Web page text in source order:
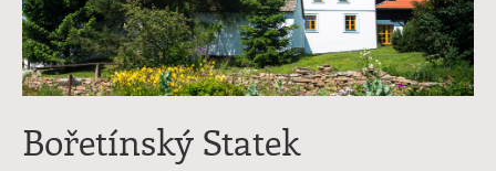
Bořetínský Statek